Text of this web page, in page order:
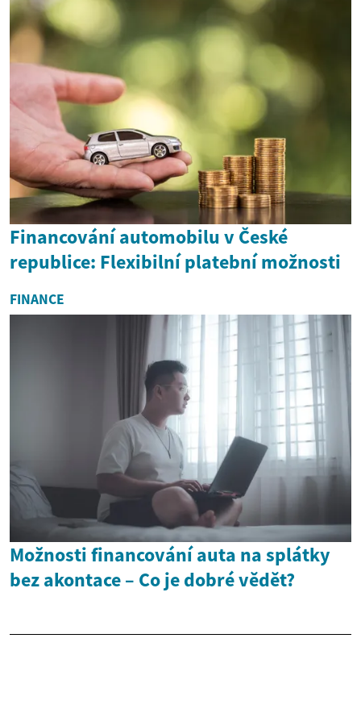
Financování automobilu v České
republice: Flexibilní platební možnosti
FINANCE
Možnosti financování auta na splátky
bez akontace – Co je dobré vědět?